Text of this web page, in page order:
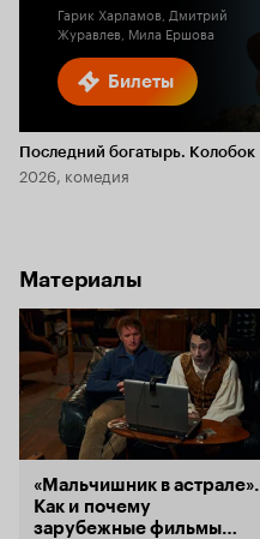
Билеты
Гарик Харламов, Дмитрий
Журавлев, Мила Ершова
Последний богатырь. Колобок
2026, комедия
Материалы
«Мальчишник в астрале».
Как и почему
зарубежные фильмы